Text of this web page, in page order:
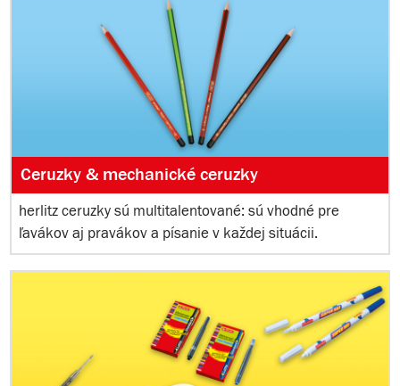
Ceruzky & mechanické ceruzky
herlitz ceruzky sú multitalentované: sú vhodné pre
ľavákov aj pravákov a písanie v každej situácii.